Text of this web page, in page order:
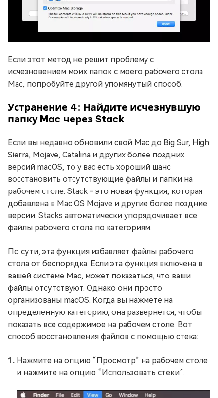
Если этот метод не решит проблему с
исчезновением моих папок с моего рабочего стола
Mac, попробуйте другой упомянутый способ.
Устранение 4: Найдите исчезнувшую
папку Mac через Stack
Если вы недавно обновили свой Mac до Big Sur, High
Sierra, Mojave, Catalina и других более поздних
версий macOS, то у вас есть хороший шанс
восстановить отсутствующие файлы и папки на
рабочем столе. Stack - это новая функция, которая
добавлена в Mac OS Mojave и другие более поздние
версии. Stacks автоматически упорядочивает все
файлы рабочего стола по категориям.
По сути, эта функция избавляет файлы рабочего
стола от беспорядка. Если эта функция включена в
вашей системе Mac, может показаться, что ваши
файлы отсутствуют. Однако они просто
организованы macOS. Когда вы нажмете на
определенную категорию, она развернется, чтобы
показать все содержимое на рабочем столе. Вот
способ восстановления файлов с помощью стека:
Нажмите на опцию “Просмотр” на рабочем столе
и нажмите на опцию “Использовать стеки”.